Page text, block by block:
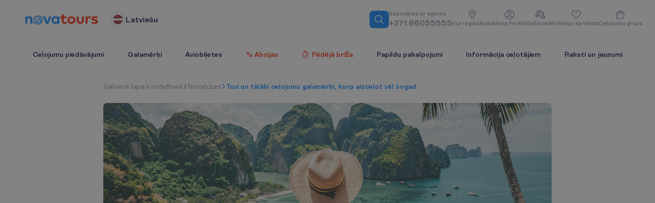
Latviešu
Sazināties ar aģentu
+371 66055555Kur iegādātiesMans ProfilsSalīdzinātVēlmju sarakstsCeļojumu grozs
Ceļojumu piedāvājumi Galamērķi Aviobiļetes % Akcijas Pēdējā brīža Papildu pakalpojumi Informācija ceļotājiem Raksti un jaunumi
Galvenā lapa undefined Novatours Tuvi un tālāki ceļojumu galamērķi, kurp aizceļot vēl šogad